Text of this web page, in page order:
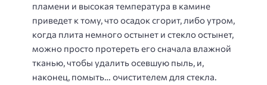
пламени и высокая температура в камине
приведет к тому, что осадок сгорит, либо утром,
когда плита немного остынет и стекло остынет,
можно просто протереть его сначала влажной
тканью, чтобы удалить осевшую пыль, и,
наконец, помыть… очистителем для стекла.